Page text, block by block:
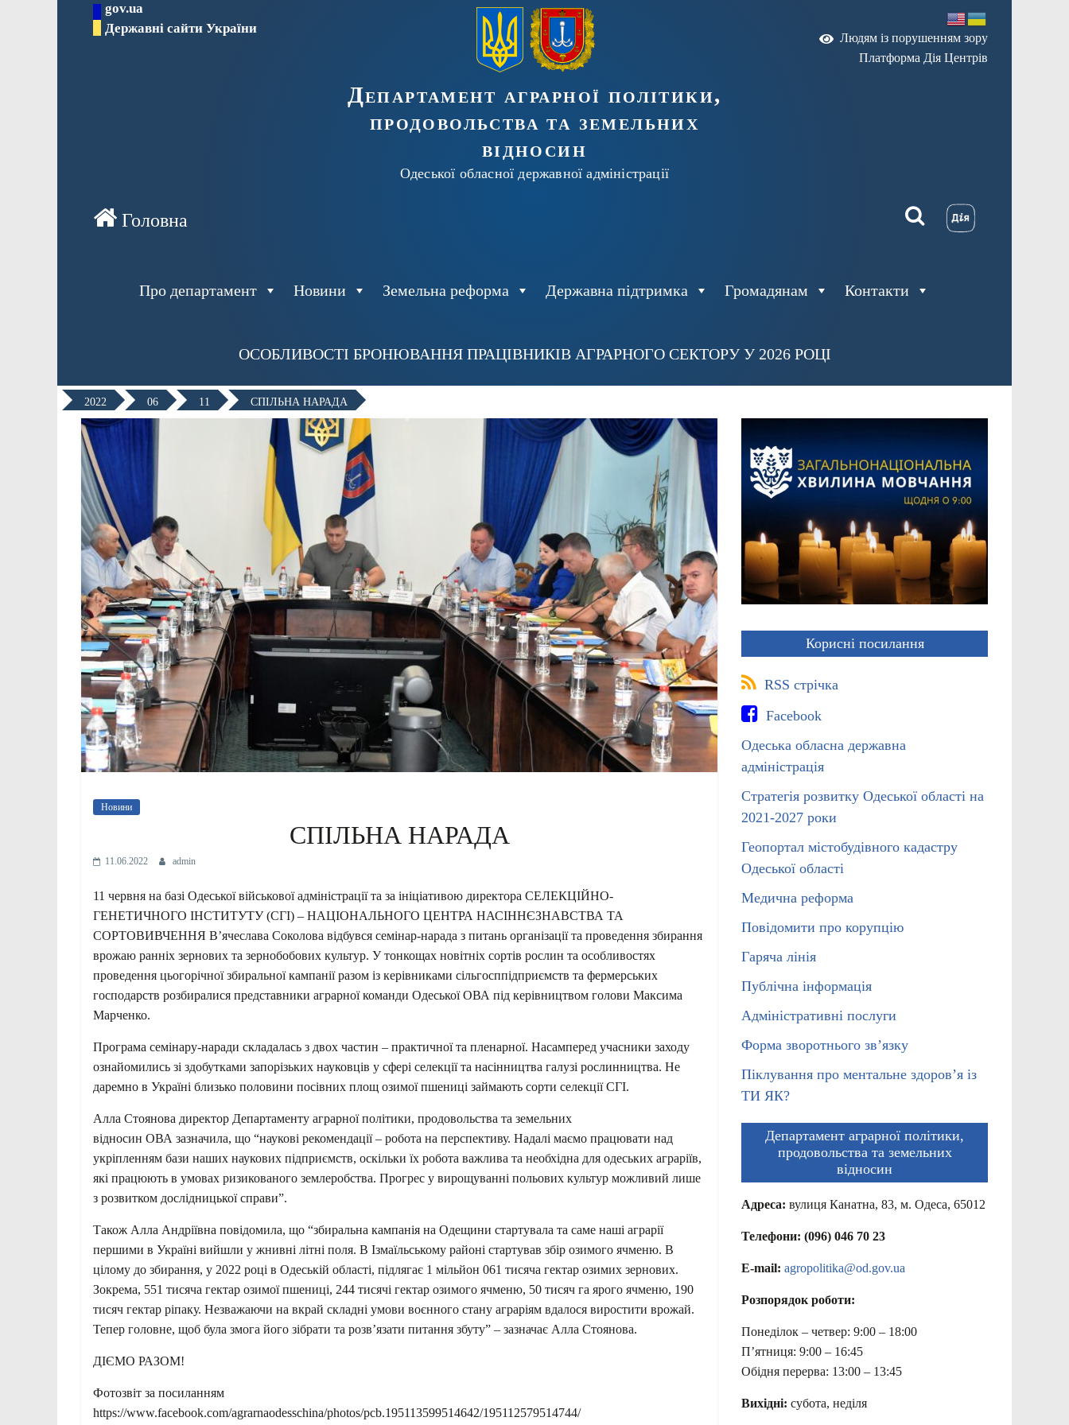
gov.ua
Державні сайти України
Департамент аграрної політики,
продовольства та земельних
відносин
Одеської обласної державної адміністрації
Людям із порушенням зору
Платформа Дія Центрів
Про департамент Новини Земельна реформа Державна підтримка Громадянам Контакти
ОСОБЛИВОСТІ БРОНЮВАННЯ ПРАЦІВНИКІВ АГРАРНОГО СЕКТОРУ У 2026 РОЦІ
2022 06 11 СПІЛЬНА НАРАДА
Новини
СПІЛЬНА НАРАДА
11.06.2022 admin
11 червня на базі Одеської військової адміністрації та за ініціативою директора СЕЛЕКЦІЙНО-
ГЕНЕТИЧНОГО ІНСТИТУТУ (СГІ) – НАЦІОНАЛЬНОГО ЦЕНТРА НАСІННЄЗНАВСТВА ТА
СОРТОВИВЧЕННЯ В’ячеслава Соколова відбувся семінар-нарада з питань організації та проведення збирання
врожаю ранніх зернових та зернобобових культур. У тонкощах новітніх сортів рослин та особливостях
проведення цьогорічної збиральної кампанії разом із керівниками сільгосппідприємств та фермерських
господарств розбиралися представники аграрної команди Одеської ОВА під керівництвом голови Максима
Марченко.
Програма семінару-наради складалась з двох частин – практичної та пленарної. Насамперед учасники заходу
ознайомились зі здобутками запорізьких науковців у сфері селекції та насінництва галузі рослинництва. Не
даремно в Україні близько половини посівних площ озимої пшениці займають сорти селекції СГІ.
Алла Стоянова директор Департаменту аграрної політики, продовольства та земельних
відносин ОВА зазначила, що “наукові рекомендації – робота на перспективу. Надалі маємо працювати над
укріпленням бази наших наукових підприємств, оскільки їх робота важлива та необхідна для одеських аграріїв,
які працюють в умовах ризикованого землеробства. Прогрес у вирощуванні польових культур можливий лише
з розвитком дослідницької справи”.
Також Алла Андріївна повідомила, що “збиральна кампанія на Одещини стартувала та саме наші аграрії
першими в Україні вийшли у жнивні літні поля. В Ізмаїльському районі стартував збір озимого ячменю. В
цілому до збирання, у 2022 році в Одеській області, підлягає 1 мільйон 061 тисяча гектар озимих зернових.
Зокрема, 551 тисяча гектар озимої пшениці, 244 тисячі гектар озимого ячменю, 50 тисяч га ярого ячменю, 190
тисяч гектар ріпаку. Незважаючи на вкрай складні умови воєнного стану аграріям вдалося виростити врожай.
Тепер головне, щоб була змога його зібрати та розв’язати питання збуту” – зазначає Алла Стоянова.
ДІЄМО РАЗОМ!
Фотозвіт за посиланням
https://www.facebook.com/agrarnaodesschina/photos/pcb.195113599514642/195112579514744/
Корисні посилання
RSS стрічка
Facebook
Одеська обласна державна
адміністрація
Стратегія розвитку Одеської області на
2021-2027 роки
Геопортал містобудівного кадастру
Одеської області
Медична реформа
Повідомити про корупцію
Гаряча лінія
Публічна інформація
Адміністративні послуги
Форма зворотнього зв’язку
Піклування про ментальне здоров’я із
ТИ ЯК?
Департамент аграрної політики,
продовольства та земельних
відносин
Адреса: вулиця Канатна, 83, м. Одеса, 65012
Телефони: (096) 046 70 23
E-mail: agropolitika@od.gov.ua
Розпорядок роботи:
Понеділок – четвер: 9:00 – 18:00
П’ятниця: 9:00 – 16:45
Обідня перерва: 13:00 – 13:45
Вихідні: субота, неділя